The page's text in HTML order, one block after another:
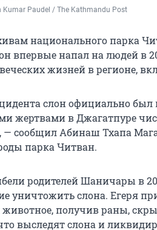
Kumar Paudel / The Kathmandu Post
национального парка
впервые напал на людей в
жизней в регионе,
слон официально был
жертвами в Джагатпуре
— сообщил Абинаш Тхапа
парка Читван.
родителей Шаничары в
уничтожить слона. Егеря
животное, получив раны,
выследят слона и